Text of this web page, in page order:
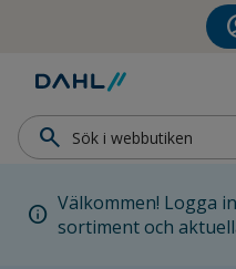
Hoppa till huvudinnehållet
search
info Välkommen! Logga
sortiment och